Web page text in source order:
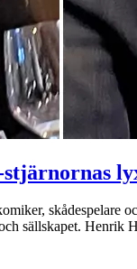
skådespelare
sällskapet.